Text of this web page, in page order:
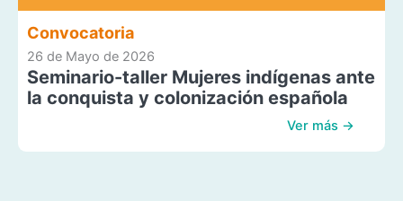
Convocatoria
26 de Mayo de 2026
Seminario-taller Mujeres indígenas ante
la conquista y colonización española
Ver más →